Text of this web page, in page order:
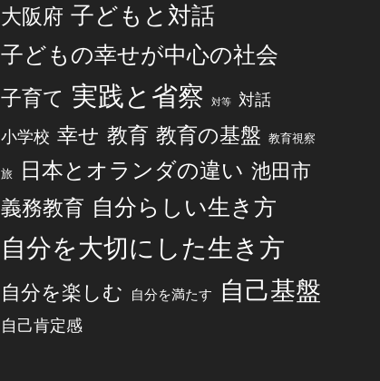
大阪府 子どもと対話
子どもの幸せが中心の社会
子育て 実践と省察 対等 対話
小学校 幸せ 教育 教育の基盤 教育視察
旅 日本とオランダの違い 池田市
義務教育 自分らしい生き方
自分を大切にした生き方
自分を楽しむ 自分を満たす 自己基盤
自己肯定感